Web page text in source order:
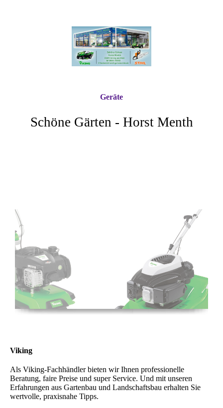
Schöne Gärten - Horst Menth
Geräte
Viking
Als Viking-Fachhändler bieten wir Ihnen professionelle
Beratung, faire Preise und super Service. Und mit unseren
Erfahrungen aus Gartenbau und Landschaftsbau erhalten Sie
wertvolle, praxisnahe Tipps.